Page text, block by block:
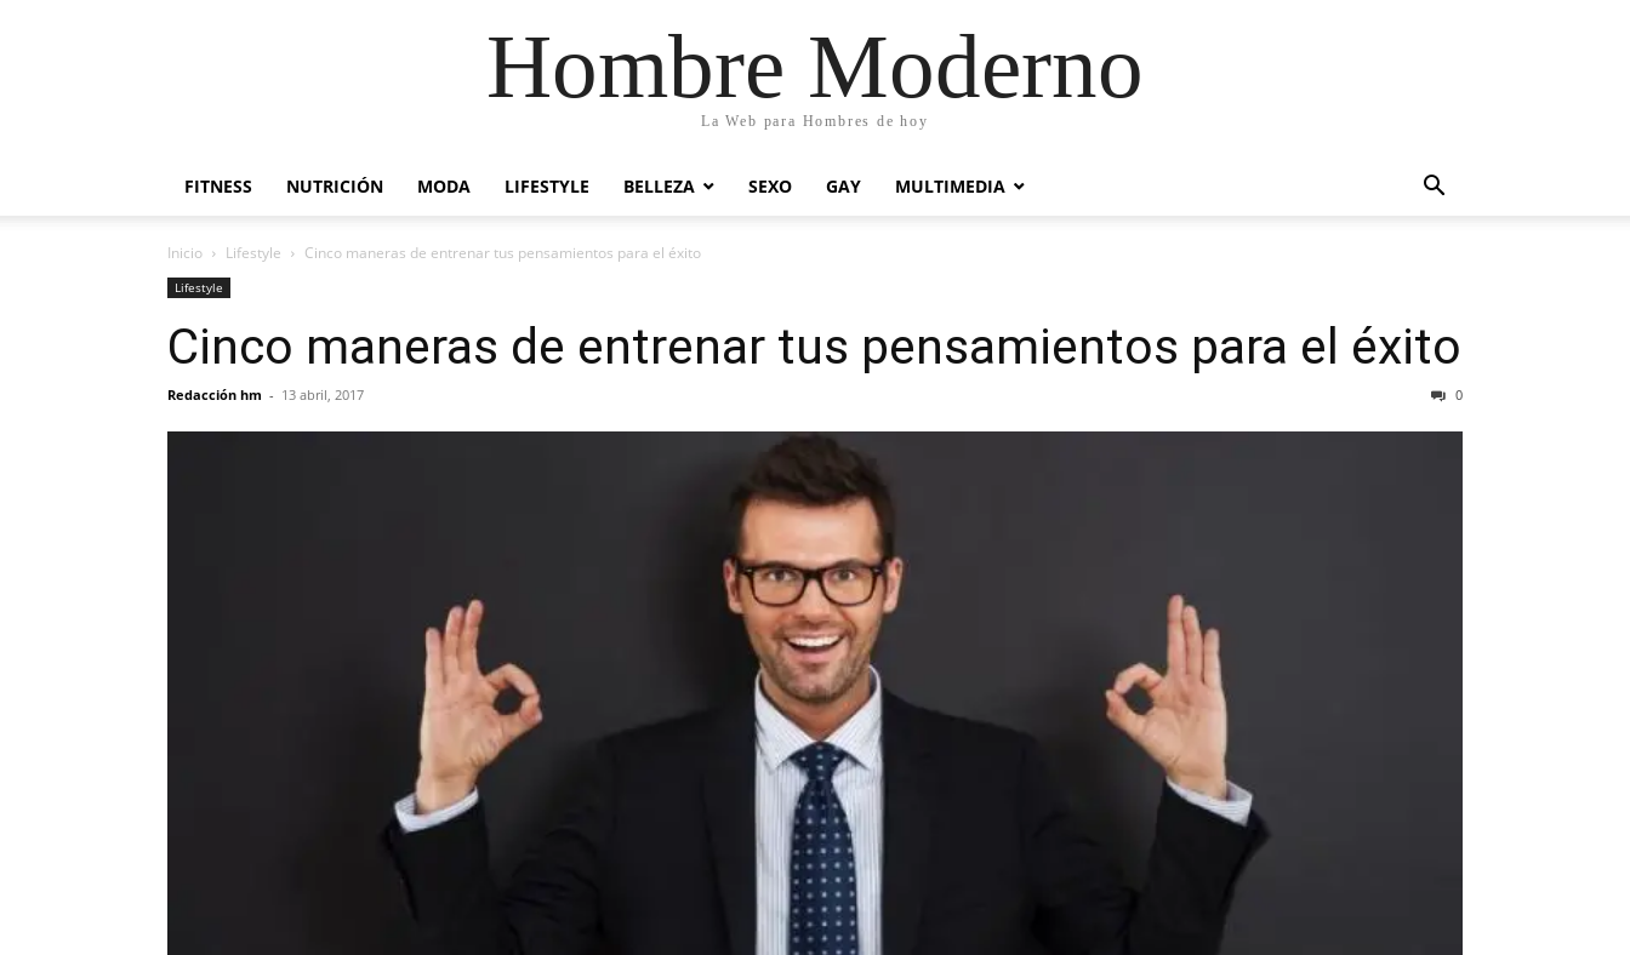
Hombre Moderno
La Web para Hombres de hoy
FITNESS NUTRICIÓN MODA LIFESTYLE BELLEZA SEXO GAY MULTIMEDIA
Inicio Lifestyle Cinco maneras de entrenar tus pensamientos para el éxito
Lifestyle
Cinco maneras de entrenar tus pensamientos para el éxito
Redacción hm - 13 abril, 2017 0